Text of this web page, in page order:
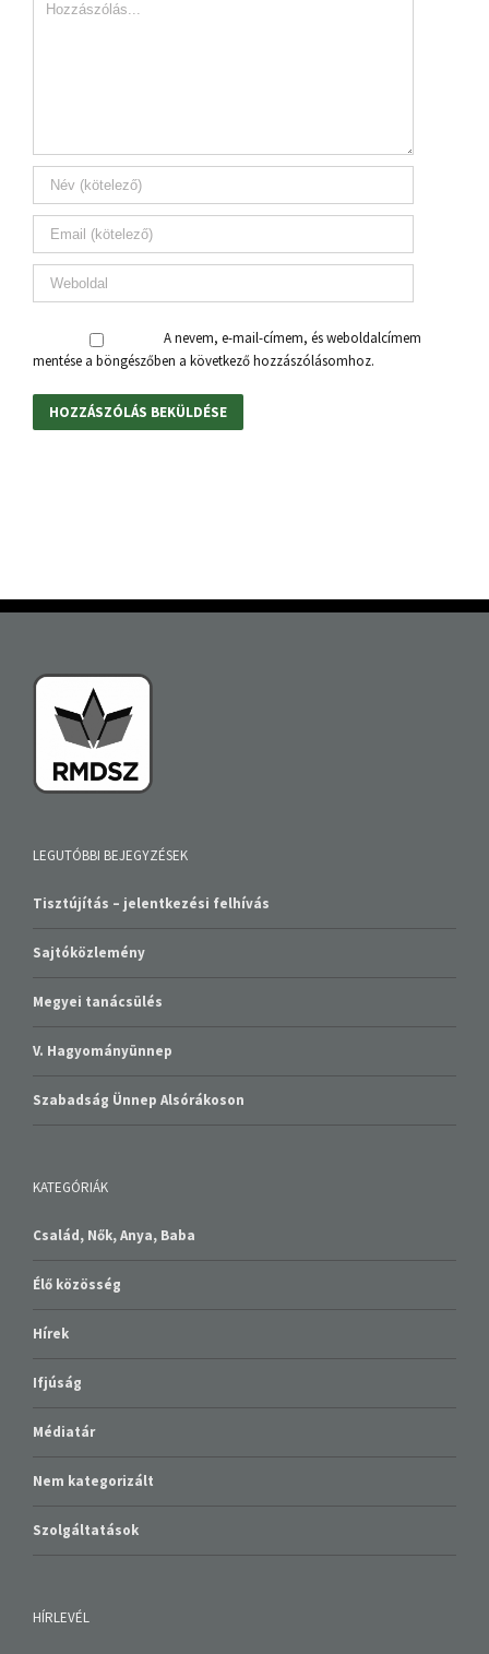
A nevem, e-mail-címem, és weboldalcímem
mentése a böngészőben a következő hozzászólásomhoz.
LEGUTÓBBI BEJEGYZÉSEK
Tisztújítás – jelentkezési felhívás
Sajtóközlemény
Megyei tanácsülés
V. Hagyományünnep
Szabadság Ünnep Alsórákoson
KATEGÓRIÁK
Család, Nők, Anya, Baba
Élő közösség
Hírek
Ifjúság
Médiatár
Nem kategorizált
Szolgáltatások
HÍRLEVÉL